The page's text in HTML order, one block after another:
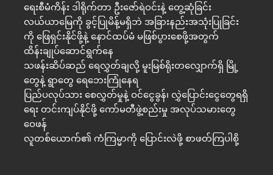
ရေးစီမံကိန်း ဒါရိုက်တာ ဦးဇော်ရဲဝင်းနဲ့ တွေ့ဆုံခြင်း
လယ်ယာမြေကို ခွင့်ပြုမိန့်မရှိဘဲ အခြားနည်းအသုံးပြုခြင်း
ကို ဖြေရှင်းနိုင်ဖို့နဲ့ နောင်ထပ်မံ မဖြစ်ပွားစေဖို့အတွက်
ထိန်းချုပ်ဆောင်ရွက်နေ
သဖန်းဆိပ်ဆည် ရေလွှတ်ချလို့ မူးမြစ်ရိုးတလျှောက်ရှိ မြို့
တွေနဲ့ ရွာတွေ ရေဘေးကြုံနေရ
ပြည်ပလုပ်သား စေလွှတ်မှုနဲ့ ဝင်ငွေခွန်၊ လွှဲပြောင်းငွေတွေရရှိ
ရေး တင်းကျပ်နိုင်ဖို့ ကော်မတီဖွဲ့စည်းမှု အလုပ်သမားတွေ
ဝေဖန်
လူတစ်ယောက်၏ ကံကြမ္မာကို ပြောင်းလဲဖို့ စာဖတ်ကြပါစို့